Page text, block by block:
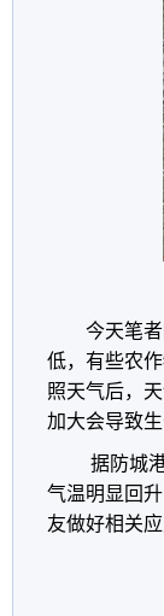
今天笔
低，有些农
照天气后，
加大会导致
据防城
气温明显回
友做好相关